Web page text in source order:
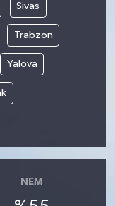
Sivas
Trabzon
Yalova
NEM